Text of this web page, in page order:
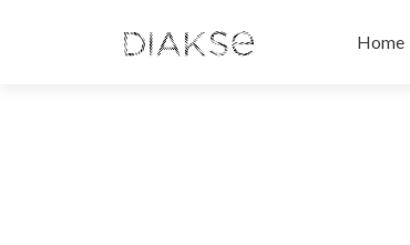
Home